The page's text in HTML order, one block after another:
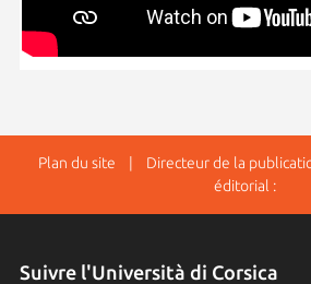
Plan du site | Directeur de la
éditorial :
Suivre l'Università di Corsica